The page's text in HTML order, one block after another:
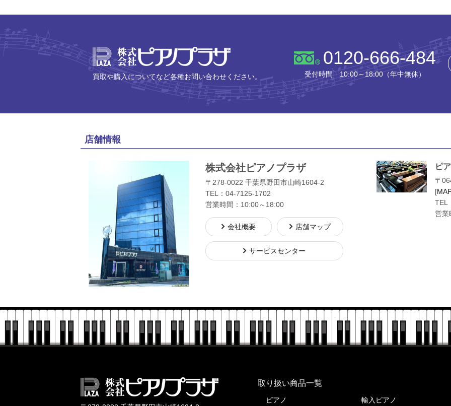
株式会社ピアノプラザ
買取や購入についてなど各種お問い合わせください。
0120-666-484
受付時間 10:00～18:00（年中無休）
店舗情報
株式会社ピアノプラザ
〒278-0022 千葉県野田市山崎1604-2
TEL： 04-7125-1702
営業時間：10:00～18:00
会社概要 店舗マップ
サービスセンター
ピ
〒
[
TEL
営業
株式会社ピアノプラザ
取り扱い商品一覧
ピアノ 輸入ピアノ